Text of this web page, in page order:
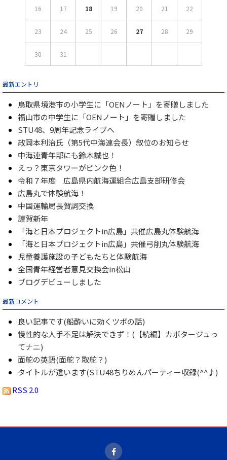
16 17 18 19 20 21 22
23 24 25 26 27 28 29
30 31
最新エントリ
鳥取県境港市の小学生に「OENノート」を寄贈しました
福山市の中学生に「OENノート」を寄贈しました
STU48、9周年記念ライブへ
故岡本利治氏（第5代中海連会長）叙位のお知らせ
中海連青年部にも鈴木誠也！
えっ？東京タワーがピンク色！
令和７年度 広島県内航海運組合広島支部研修会
広島丸で体験航海！
中国運輸局長賀詞交換
謹賀新年
「海と日本プロジェクトin広島」共催広島丸体験航海
「海と日本プロジェクトin広島」共催弓削丸体験航海
児童養護施設の子どもたちと体験航海
全国青年経営者意見交換会in松山
ブログデビューしました
最新コメント
良い記事です(船酔いに効くツボの話)
慢性的な人手不足は解決できず！(【続編】カボタージュっ
てナニ)
面舵の英語(面舵？取舵？)
タイトルが違います(STU48ちりめんパーティー収録(^^♪)
RSS 2.0